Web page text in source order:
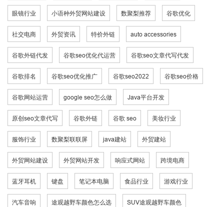
眼镜行业 小语种外贸网站建设 数聚梨推荐 谷歌优化
社交电商 外贸资讯 特价外链 auto accessories
谷歌外链代发 谷歌seo优化代运营 谷歌seo文章代写代发
谷歌排名 谷歌seo优化推广 谷歌seo2022 谷歌seo价格
谷歌网站运营 google seo怎么做 Java平台开发
原创seo文章代写 谷歌外链 谷歌 seo 美妆行业
服饰行业 数聚梨联联屏 java建站 外贸建站
外贸网站建设 外贸网站开发 响应式网站 跨境电商
蓝牙耳机 键盘 笔记本电脑 食品行业 游戏行业
汽车音响 途观越野车颜色怎么选 SUV途观越野车颜色